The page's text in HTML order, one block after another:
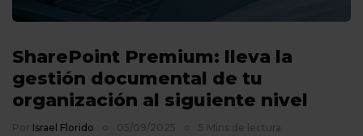
SharePoint Premium: lleva la
gestión documental de tu
organización al siguiente nivel
Por Israel Florido 05/09/2025 5 Mins de lectura